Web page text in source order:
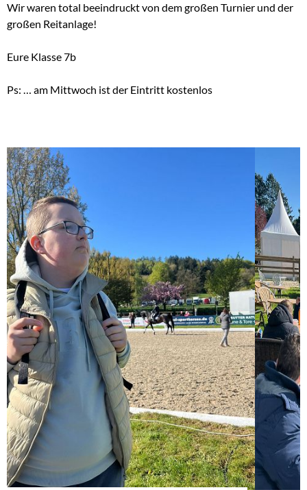
Wir waren total beeindruckt von dem großen Turnier und der
großen Reitanlage!
Eure Klasse 7b
Ps: … am Mittwoch ist der Eintritt kostenlos